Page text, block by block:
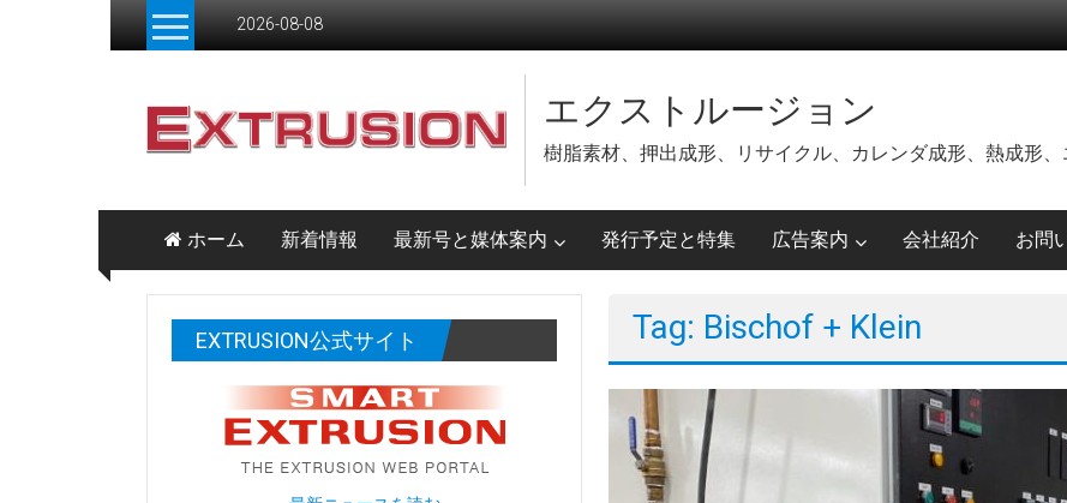
2026-08-08
エクストルージョン
樹脂素材、押出成形、リサイクル、カレンダ成形、熱成形
ホーム 新着情報 最新号と媒体案内 発行予定と特集 広告案内 会社紹介 お問
Tag: Bischof + Klein
EXTRUSION公式サイト